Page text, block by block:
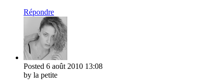
Répondre
Posted 6 août 2010 13:08
by la petite